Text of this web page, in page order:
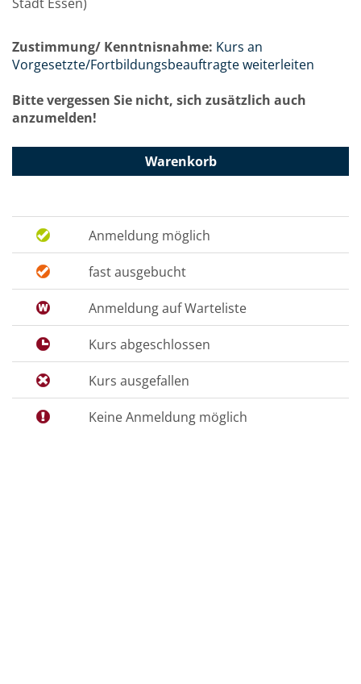
Zustimmung/ Kenntnisnahme: Kurs an
Vorgesetzte/Fortbildungsbeauftragte weiterleiten
Bitte vergessen Sie nicht, sich zusätzlich auch
anzumelden!
Warenkorb
Anmeldung möglich
fast ausgebucht
Anmeldung auf Warteliste
Kurs abgeschlossen
Kurs ausgefallen
Keine Anmeldung möglich